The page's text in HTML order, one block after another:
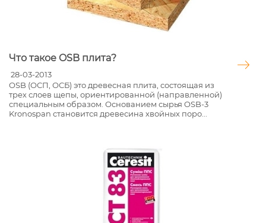
Что такое OSB плита?
28-03-2013
OSB (ОСП, ОСБ) это древесная плита, состоящая из
трех слоев щепы, ориентированной (направленной)
специальным образом. Основанием сырья OSB-3
Kronospan становится древесина хвойных поро...